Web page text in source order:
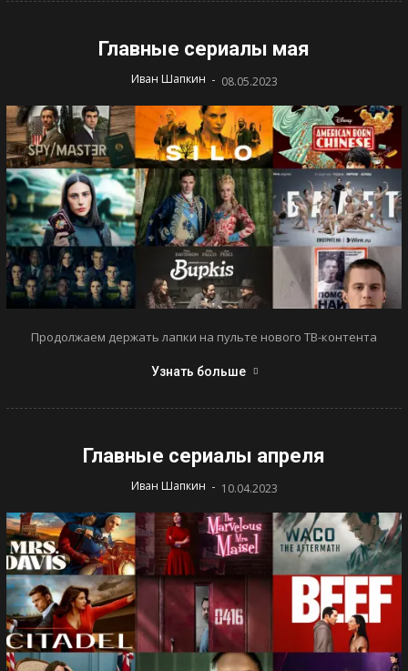
Главные сериалы мая
Иван Шапкин - 08.05.2023
Продолжаем держать лапки на пульте нового ТВ-контента
Узнать больше
Главные сериалы апреля
Иван Шапкин - 10.04.2023